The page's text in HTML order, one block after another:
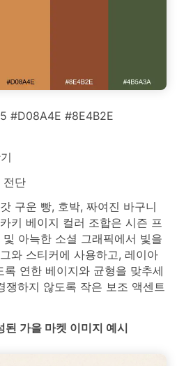
#D08A4E #8E4B2E
전단
구운 빵, 호박, 짜여진 바구니
키 베이지 컬러 조합은 시즌 프
아늑한 소셜 그래픽에서 빛을
와 스티커에 사용하고, 레이아
연한 베이지와 균형을 맞추세
쟁하지 않도록 작은 보조 액센트
가을 마켓 이미지 예시